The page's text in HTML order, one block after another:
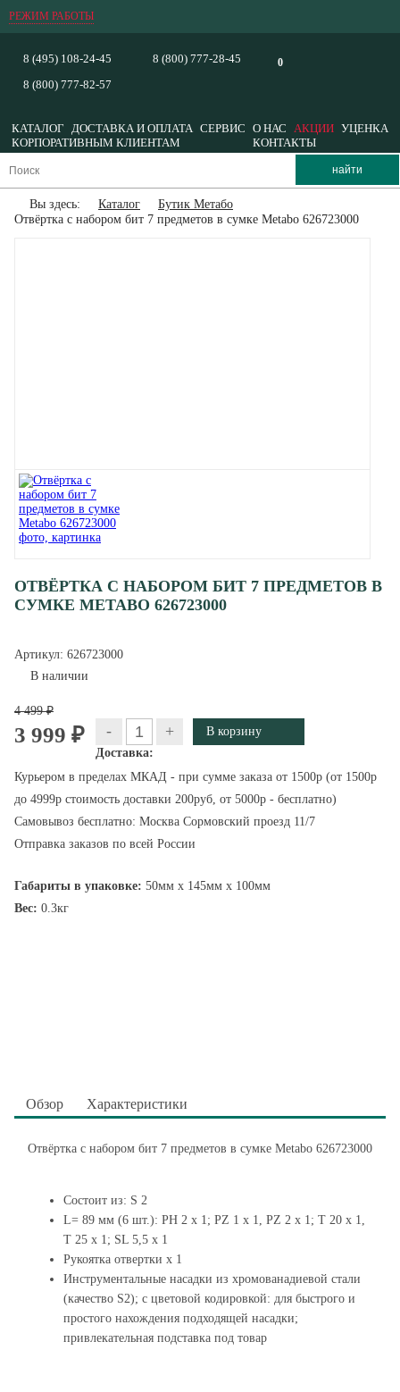
РЕЖИМ РАБОТЫ
0
8 (495) 108-24-45
8 (800) 777-82-57
8 (800) 777-28-45
КАТАЛОГ ДОСТАВКА И ОПЛАТА СЕРВИС О НАС АКЦИИ УЦЕНКА
КОРПОРАТИВНЫМ КЛИЕНТАМ
КОНТАКТЫ
Вы здесь: Каталог
Бутик Метабо
Отвёртка с набором бит 7 предметов в сумке Metabo 626723000
ОТВЁРТКА С НАБОРОМ БИТ 7 ПРЕДМЕТОВ В
СУМКЕ METABO 626723000
Артикул: 626723000
В наличии
4 499 ₽
3 999 ₽ - +
Доставка:
Курьером в пределах МКАД - при сумме заказа от 1500р (от 1500р
до 4999р стоимость доставки 200руб, от 5000р - бесплатно)
Самовывоз бесплатно: Москва Сормовский проезд 11/7
Отправка заказов по всей России
Габариты в упаковке: 50мм x 145мм x 100мм
Вес: 0.3кг
Обзор Характеристики
Отвёртка с набором бит 7 предметов в сумке Metabo 626723000
Состоит из: S 2
L= 89 мм (6 шт.): PH 2 x 1; PZ 1 x 1, PZ 2 x 1; T 20 x 1,
T 25 x 1; SL 5,5 x 1
Рукоятка отвертки x 1
Инструментальные насадки из хромованадиевой стали
(качество S2); с цветовой кодировкой: для быстрого и
простого нахождения подходящей насадки;
привлекательная подставка под товар